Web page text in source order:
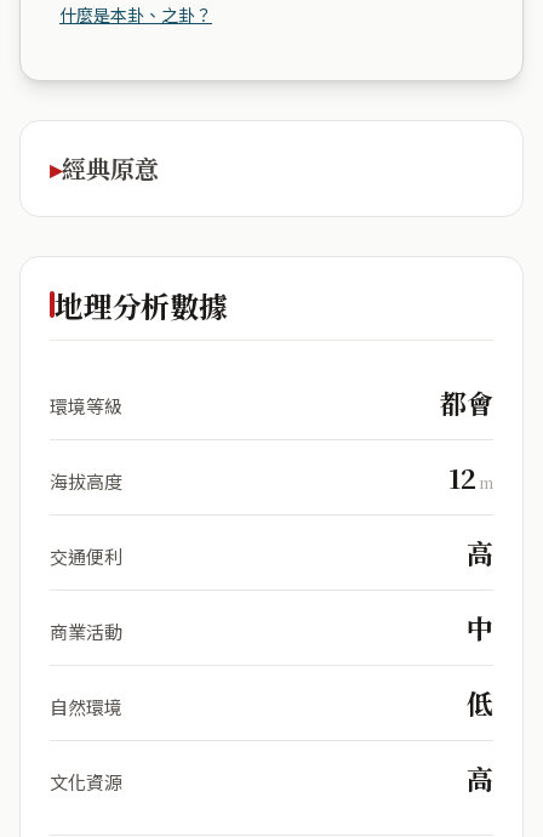
什麼是本卦、之卦？
經典原意
地理分析數據
環境等級 都會
海拔高度 12 m
交通便利 高
商業活動 中
自然環境 低
文化資源 高